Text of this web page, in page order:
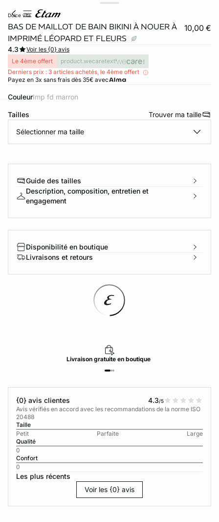
dolce vita
BAS DE MAILLOT DE BAIN BIKINI À NOUER À
IMPRIMÉ LÉOPARD ET FLEURS
10,00 €
4.3
Voir les {0} avis
Le 4ème offert
product.wecaretext
Derniers prix : 3 articles achetés, le 4ème offert
Payez en 3x sans frais dès 35€ avec
Couleur imp fd marron
Tailles Trouver ma taille
Sélectionner ma taille
Guide des tailles
Description, composition, entretien et
engagement
Disponibilité en boutique
Livraisons et retours
Livraisongratuiteen boutique
{0} avis clientes 4.3/5
Avis vérifiés en accord avec les recommandations de la norme ISO
20488
Taille
Petit
Parfaite
Large
Qualité
0
Confort
0
Les plus récents
Voir les {0} avis